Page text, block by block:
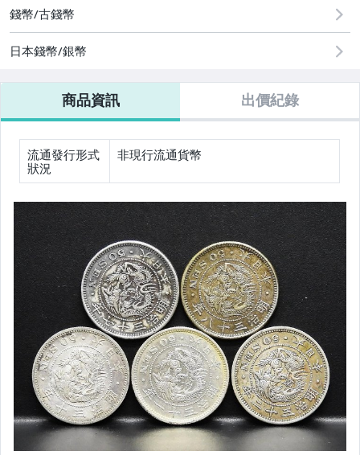
偶像、球員卡與郵幣
錢幣/古錢幣
日本錢幣/銀幣
商品資訊 出價紀錄
流通發行形式
狀況
非現行流通貨幣